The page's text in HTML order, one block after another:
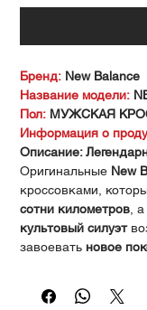
Бренд: New Balance
Название модели:
Пол: МУЖСКАЯ
Информация о
Описание:
Оригинальные New
кроссовками,
сотни километров ,
культовый силуэт
завоевать новое
сегментированную